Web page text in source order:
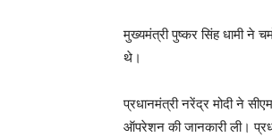
मुख्यमंत्री पुष्कर सिंह धामी ने
थे।
प्रधानमंत्री नरेंद्र मोदी ने
ऑपरेशन की जानकारी ली।